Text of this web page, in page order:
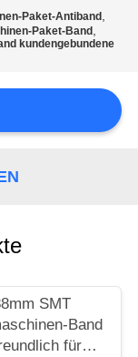
Paket-Antiband ,
Paket-Band ,
kundengebundene
SMT
Band
für